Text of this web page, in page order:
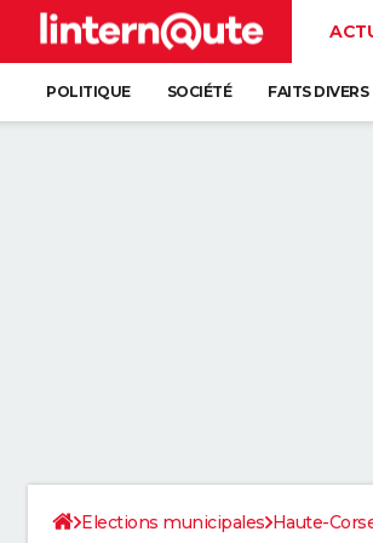
POLITIQUE SOCIÉTÉ FAITS DIVERS
Elections municipales Haute-